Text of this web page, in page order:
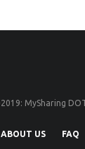
MySharing
ABOUT US FAQ